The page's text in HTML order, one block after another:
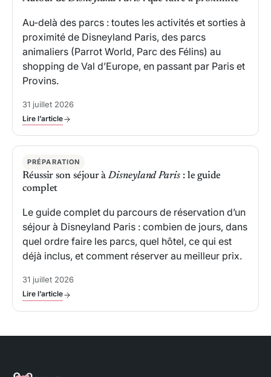
Au-delà des parcs : toutes les activités et sorties à
proximité de Disneyland Paris, des parcs
animaliers (Parrot World, Parc des Félins) au
shopping de Val d’Europe, en passant par Paris et
Provins.
31 juillet 2026
Lire l’article
PRÉPARATION
Réussir son séjour àDisneyland Paris: le guide
complet
Le guide complet du parcours de réservation d’un
séjour à Disneyland Paris : combien de jours, dans
quel ordre faire les parcs, quel hôtel, ce qui est
déjà inclus, et comment réserver au meilleur prix.
31 juillet 2026
Lire l’article